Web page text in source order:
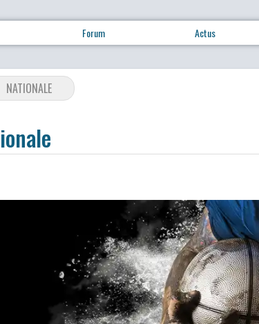
Forum Actus
NATIONALE